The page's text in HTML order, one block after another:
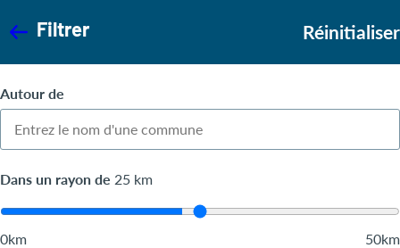
Filtrer Réinitialiser
Autour de
Dans un rayon de 25 km
0km 50km